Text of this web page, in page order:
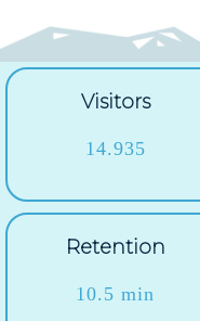
Visitors
14.935
Retention
10.5 min